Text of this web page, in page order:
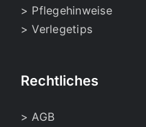
> Pflegehinweise
> Verlegetips
Rechtliches
> AGB